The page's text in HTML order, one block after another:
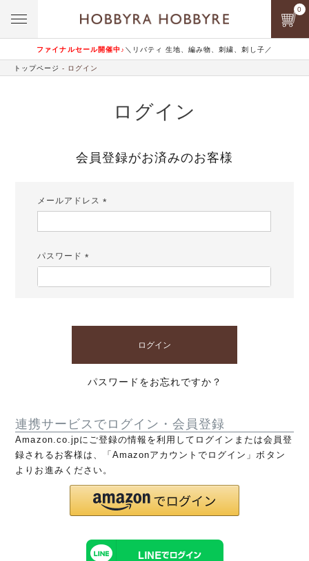
ファイナルセール開催中♪ ＼リバティ 生地、編み物、刺繍、刺し子／
0
トップページ ログイン
ログイン
会員登録がお済みのお客様
メールアドレス
パスワード
ログイン
パスワードをお忘れですか？
連携サービスでログイン・会員登録
Amazon.co.jpにご登録の情報を利用してログインまたは会員登
録されるお客様は、「Amazonアカウントでログイン」ボタン
よりお進みください。